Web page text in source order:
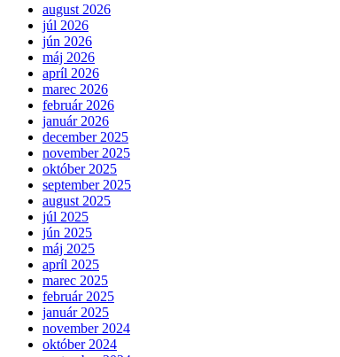
august 2026
júl 2026
jún 2026
máj 2026
apríl 2026
marec 2026
február 2026
január 2026
december 2025
november 2025
október 2025
september 2025
august 2025
júl 2025
jún 2025
máj 2025
apríl 2025
marec 2025
február 2025
január 2025
november 2024
október 2024